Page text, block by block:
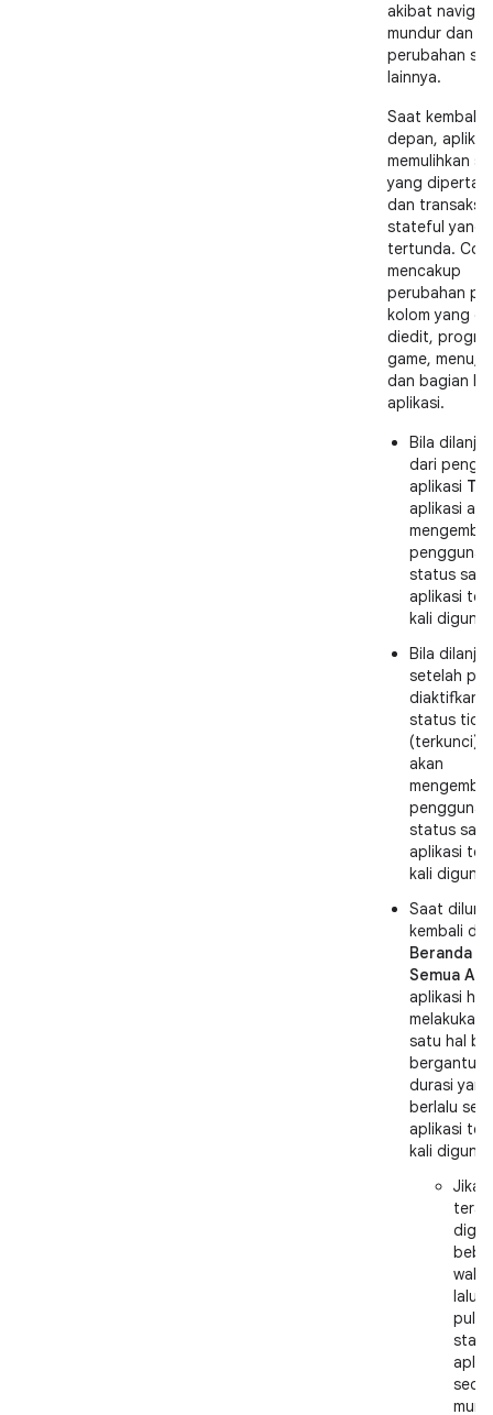
akibat
mundur dan
perubahan
lainnya.
Saat kembali
depan,
memulihkan
yang
dan transaksi
stateful yang
tertunda.
mencakup
perubahan
kolom yang
diedit,
game, menu,
dan bagian
aplikasi.
Bila
dari
aplikasi
aplikasi
pengguna
status saat
aplikasi
kali
Bila
setelah
diaktifkan
status tidur
(terkunci),
akan
pengguna
status saat
aplikasi
kali
Saat
kembali
Beranda
Semua
aplikasi
melakukan
satu hal
durasi
berlalu
aplikasi
kali
Jika
lalu